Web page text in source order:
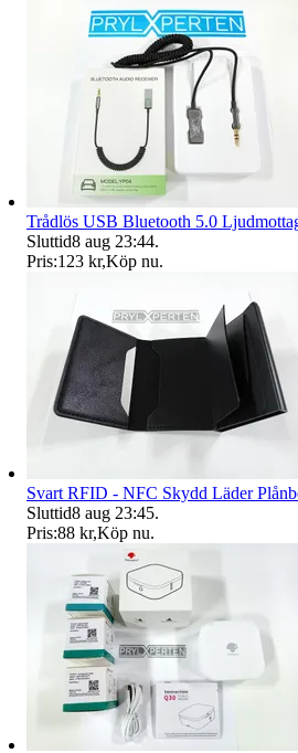
Trådlös USB Bluetooth 5.0
Sluttid8 aug 23:44.
Pris:123 kr,Köp nu.
Svart RFID - NFC Skydd Läder
Sluttid8 aug 23:45.
Pris:88 kr,Köp nu.